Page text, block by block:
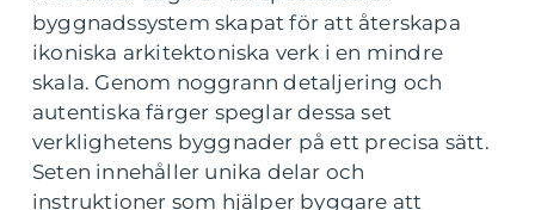
byggnadssystem skapat för att återskapa
ikoniska arkitektoniska verk i en mindre
skala. Genom noggrann detaljering och
autentiska färger speglar dessa set
verklighetens byggnader på ett precisa sätt.
Seten innehåller unika delar och
instruktioner som hjälper byggare att